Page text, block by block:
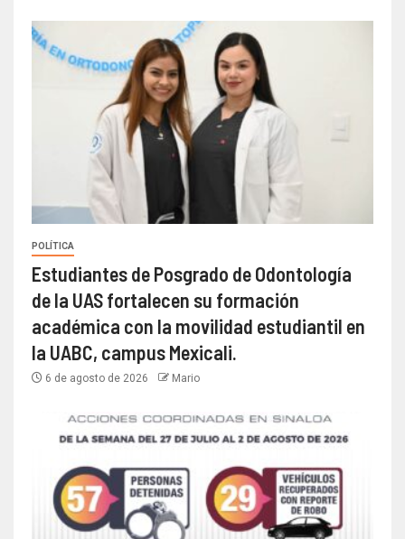
POLÍTICA
Estudiantes de Posgrado de Odontología
de la UAS fortalecen su formación
académica con la movilidad estudiantil en
la UABC, campus Mexicali.
6 de agosto de 2026 Mario